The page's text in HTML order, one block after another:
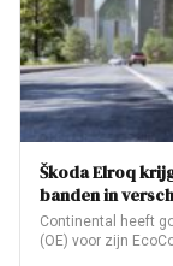
Škoda Elroq
banden in
Continental heeft
(OE) voor zijn